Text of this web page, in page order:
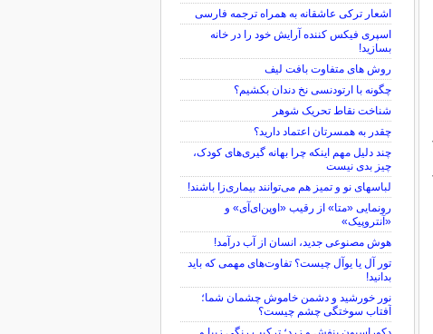
اشعار ترکی عاشقانه به همراه ترجمه فارسی
اسپری فیکس کننده آرایش خود را در خانه
بسازید!
روش های متفاوت بافت لیف
چگونه با ارتودنسی نخ دندان بکشیم؟
شناخت نقاط تحریک شوهر
چقدر به همسرتان اعتماد دارید؟
چند دلیل مهم اینکه چرا بهانه گیری‌های کودک،
چیز بدی نیست
لباس‎های نو و تمیز هم می‌توانند بیماری‌زا باشند!
رونمایی «متا» از رقیب «اوپن‌ای‌آی» و
«آنتروپیک»
هوش مصنوعی جدید، انسان از آب درآمد!
تور آل یا یوآل چیست؟ تفاوت‌های مهمی که باید
بدانید!
نور خورشید و دشمن خاموش چشمان شما؛
آفتاب سوختگی چشم چیست؟